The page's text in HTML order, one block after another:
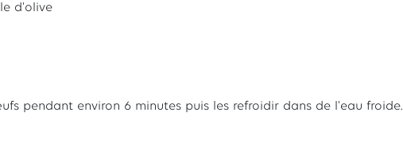
d'olive
pendant environ 6 minutes puis les refroidir dans de l'eau froide.